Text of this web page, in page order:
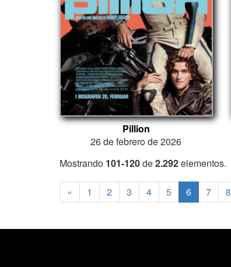
Pillion
26 de febrero de 2026
Mostrando 101-120de2.292elementos.
« 1 2 3 4 5 6 7 8